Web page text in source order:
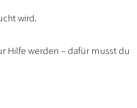
wird.
Hilfe werden – dafür musst du